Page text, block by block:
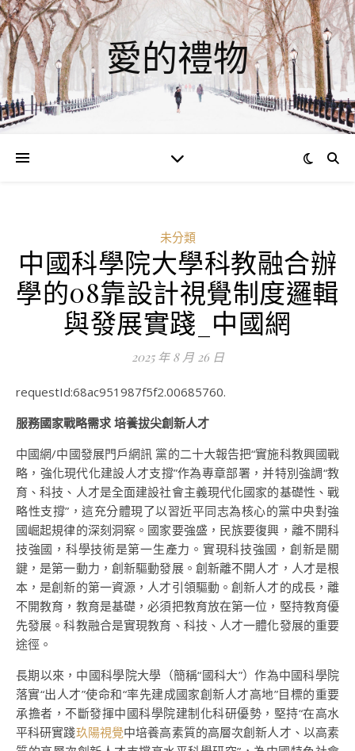
愛的禮物
未分類
中國科學院大學科教融合辦
學的08靠設計視覺制度邏輯
與發展實踐_中國網
2025 年 8 月 26 日
requestId:68ac951987f5f2.00685760.
服務國家戰略需求 培養拔尖創新人才
中國網/中國發展門戶網訊 黨的二十大報告把“實施科教興國戰
略，強化現代化建設人才支撐”作為專章部署，并特別強調“教
育、科技、人才是全面建設社會主義現代化國家的基礎性、戰
略性支撐”，這充分體現了以習近平同志為核心的黨中央對強
國崛起規律的深刻洞察。國家要強盛，民族要復興，離不開科
技強國，科學技術是第一生產力。實現科技強國，創新是關
鍵，是第一動力，創新驅動發展。創新離不開人才，人才是根
本，是創新的第一資源，人才引領驅動。創新人才的成長，離
不開教育，教育是基礎，必須把教育放在第一位，堅持教育優
先發展。科教融合是實現教育、科技、人才一體化發展的重要
途徑。
長期以來，中國科學院大學（簡稱“國科大”）作為中國科學院
落實“出人才”使命和“率先建成國家創新人才高地”目標的重要
承擔者，不斷發揮中國科學院建制化科研優勢，堅持“在高水
平科研實踐玖陽視覺中培養高素質的高層次創新人才、以高素